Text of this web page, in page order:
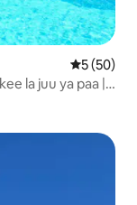
Ukadiriaji
5 (50)
la juu ya paa |